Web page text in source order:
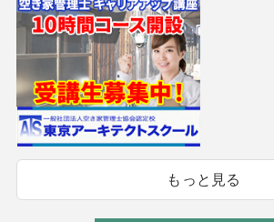
もっと見る